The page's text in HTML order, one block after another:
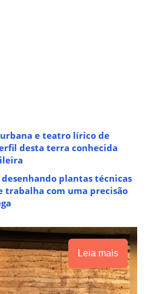
e teatro lírico de
desta terra conhecida
plantas técnicas
trabalha com uma precisão
Leia mais